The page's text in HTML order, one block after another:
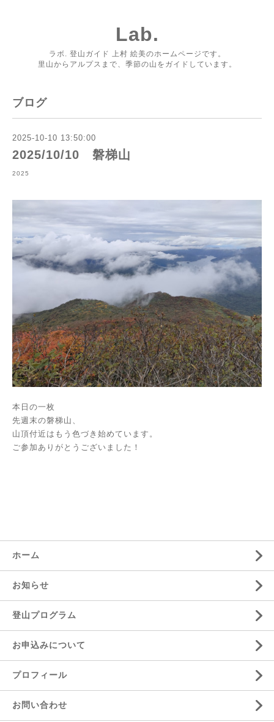
Lab.
ラボ. 登山ガイド 上村 絵美のホームページです。
里山からアルプスまで、季節の山をガイドしています。
ブログ
2025-10-10 13:50:00
2025/10/10 磐梯山
2025
本日の一枚
先週末の磐梯山、
山頂付近はもう色づき始めています。
ご参加ありがとうございました！
ホーム
お知らせ
登山プログラム
お申込みについて
プロフィール
お問い合わせ